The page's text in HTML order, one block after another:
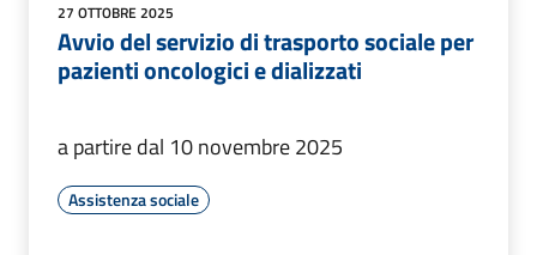
27 OTTOBRE 2025
Avvio del servizio di trasporto sociale per
pazienti oncologici e dializzati
a partire dal 10 novembre 2025
Assistenza sociale